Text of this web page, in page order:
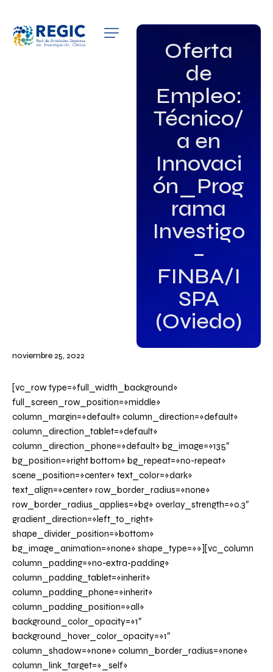
Oferta
de
Empleo:
Técnico/
a en
Innovaci
ón_Prog
rama
Investigo
–
FINBA/I
SPA
(Oviedo)
QUIÉNES SOMOS
PATROCINADORES
GRUPOS DE INTERÉS
noviembre 25, 2022
[vc_row type=»full_width_background»
full_screen_row_position=»middle»
column_margin=»default» column_direction=»default»
column_direction_tablet=»default»
column_direction_phone=»default» bg_image=»135″
bg_position=»right bottom» bg_repeat=»no-repeat»
scene_position=»center» text_color=»dark»
text_align=»center» row_border_radius=»none»
row_border_radius_applies=»bg» overlay_strength=»0.3″
gradient_direction=»left_to_right»
shape_divider_position=»bottom»
bg_image_animation=»none» shape_type=»»][vc_column
column_padding=»no-extra-padding»
column_padding_tablet=»inherit»
column_padding_phone=»inherit»
column_padding_position=»all»
background_color_opacity=»1″
background_hover_color_opacity=»1″
column_shadow=»none» column_border_radius=»none»
column_link_target=»_self»